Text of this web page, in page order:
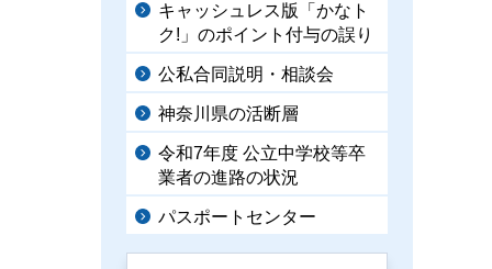
キャッシュレス版「かなト
ク!」のポイント付与の誤り
公私合同説明・相談会
神奈川県の活断層
令和7年度 公立中学校等卒
業者の進路の状況
パスポートセンター